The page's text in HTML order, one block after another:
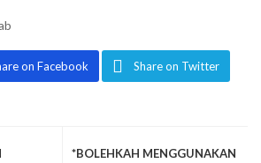
on Facebook Share on Twitter
*BOLEHKAH MENGGUNAKAN